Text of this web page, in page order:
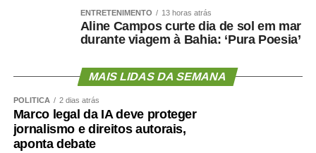
A Copa termina, mas deixa uma provocação para a
política brasileira. O campeonato acaba. A democracia,
felizmente, não. Ela continua na conversa entre vizinhos,
lugares onde seguimos convivendo com quem votou
diferente. É justamente aí que futebol e política deixam de
jogar a mesma partida.
No futebol, o VAR revisa o lance e, confirmada a decisão,
ENTRETENIMENTO 13 horas atrás
Aline Campos curte dia de sol em mar
durante viagem à Bahia: ‘Pura Poesia’
MAIS LIDAS DA SEMANA
POLÍTICA 2 dias atrás
Marco legal da IA deve proteger
jornalismo e direitos autorais,
aponta debate